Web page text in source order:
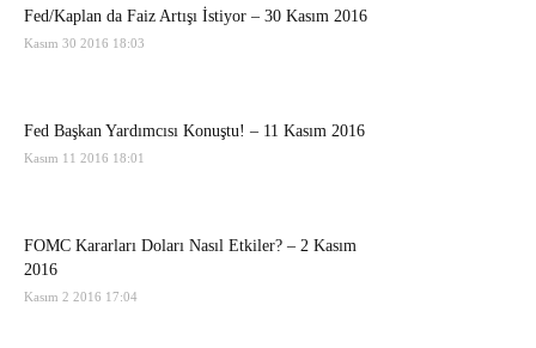
Fed/Kaplan da Faiz Artışı İstiyor – 30 Kasım 2016
Kasım 30 2016 18:03
Fed Başkan Yardımcısı Konuştu! – 11 Kasım 2016
Kasım 11 2016 18:01
FOMC Kararları Doları Nasıl Etkiler? – 2 Kasım
2016
Kasım 2 2016 17:04